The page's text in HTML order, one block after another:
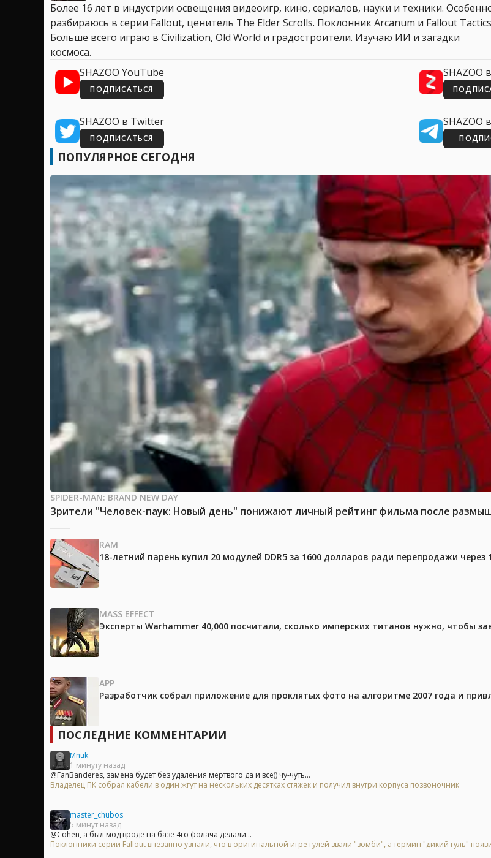
Более 16 лет в индустрии освещения видеоигр, кино, сериалов, науки и техники.
разбираюсь в серии Fallout, ценитель The Elder Scrolls. Поклонник Arcanum и Fallout
Больше всего играю в Civilization, Old World и градостроители. Изучаю ИИ и загадки
космоса.
SHAZOO YouTube
ПОДПИСАТЬСЯ
SHAZOO
SHAZOO в Twitter
ПОДПИСАТЬСЯ
SHAZOO
ПОПУЛЯРНОЕ СЕГОДНЯ
SPIDER-MAN: BRAND NEW DAY
Зрители "Человек-паук: Новый день" понижают личный рейтинг фильма после
RAM
18-летний парень купил 20 модулей DDR5 за 1600 долларов ради перепродажи через
MASS EFFECT
Эксперты Warhammer 40,000 посчитали, сколько имперских титанов нужно, чтобы
APP
Разработчик собрал приложение для проклятых фото на алгоритме 2007 года и
ПОСЛЕДНИЕ КОММЕНТАРИИ
Mnuk
1 минуту назад
@FanBanderes, замена будет без удаления мертвого да и все)) чу-чуть...
Владелец ПК собрал кабели в один жгут на нескольких десятках стяжек и получил внутри корпуса позвоночник
master_chubos
5 минут назад
@Cohen, а был мод вроде на базе 4го фолача делали...
Поклонники серии Fallout внезапно узнали, что в оригинальной игре гулей звали "зомби", а термин "дикий гуль"